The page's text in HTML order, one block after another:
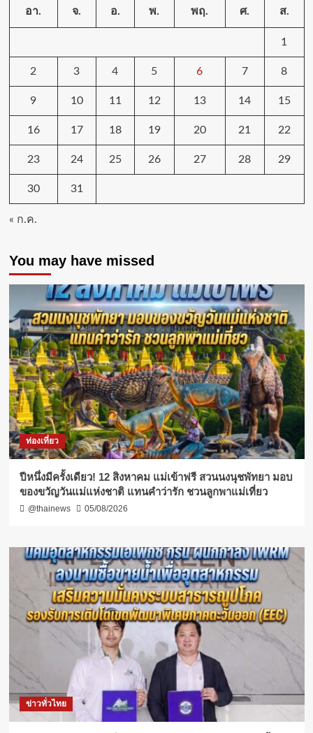
อา. จ. อ. พ. พฤ. ศ. ส.
1
2 3 4 5 6 7 8
9 10 11 12 13 14 15
16 17 18 19 20 21 22
23 24 25 26 27 28 29
30 31
« ก.ค.
You may have missed
ท่องเที่ยว
ปีหนึ่งมีครั้งเดียว! 12 สิงหาคม แม่เข้าฟรี สวนนงนุชพัทยา มอบ
ของขวัญวันแม่แห่งชาติ แทนคำว่ารัก ชวนลูกพาแม่เที่ยว
@thainews 05/08/2026
ข่าวทั่วไทย